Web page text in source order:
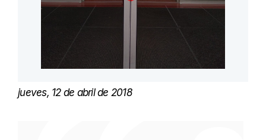
jueves, 12 de abril de 2018